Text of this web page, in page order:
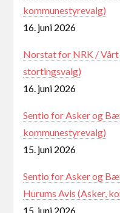
kommunestyrevalg)
16. juni 2026
Norstat for NRK / Vårt
stortingsvalg)
16. juni 2026
Sentio for Asker og
kommunestyrevalg)
15. juni 2026
Sentio for Asker og
Hurums Avis (Asker,
15. juni 2026